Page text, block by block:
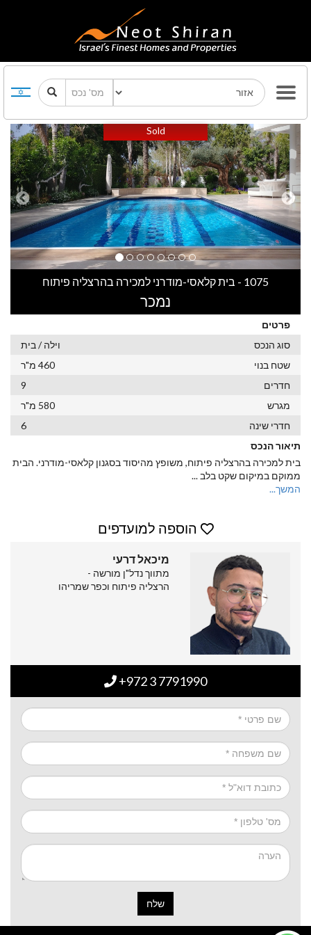
Sold
Previous Next
1075 - בית קלאסי-מודרני למכירה בהרצליה פיתוח
נמכר
פרטים
סוג הנכס
וילה / בית
שטח בנוי
460 מ"ר
חדרים
9
מגרש
580 מ"ר
חדרי שינה
6
תיאור הנכס
בית למכירה בהרצליה פיתוח, משופץ מהיסוד בסגנון קלאסי-מודרני. הבית
ממוקם במיקום שקט בלב...
המשך...
הוספה למועדפים
מיכאל דרעי
מתווך נדל"ן מורשה -
הרצליה פיתוח וכפר שמריהו
+972 3 7791990
שלח